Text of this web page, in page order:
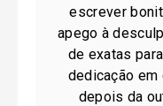
escrever
apego à
de exatas
dedicação em
depois da